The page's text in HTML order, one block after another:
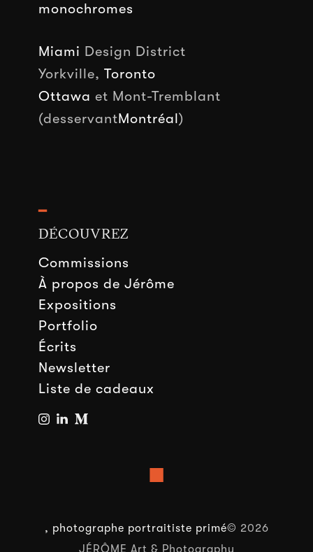
monochromes
Miami Design District
Yorkville, Toronto
Ottawa et Mont-Tremblant
(desservantMontréal)
━
DÉCOUVREZ
Commissions
À propos de Jérôme
Expositions
Portfolio
Écrits
Newsletter
Liste de cadeaux
■
, photographe portraitiste primé© 2026
JÉRÔME Art & Photography